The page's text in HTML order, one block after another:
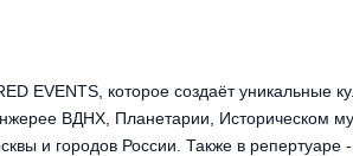
EVENTS, которое создаёт уникальные
ВДНХ, Планетарии, Историческом
и городов России. Также в репертуаре